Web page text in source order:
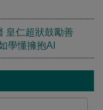
皇仁超狀鼓勵善
學懂擁抱AI